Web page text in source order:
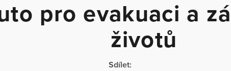
pro evakuaci a
životů
Sdílet: